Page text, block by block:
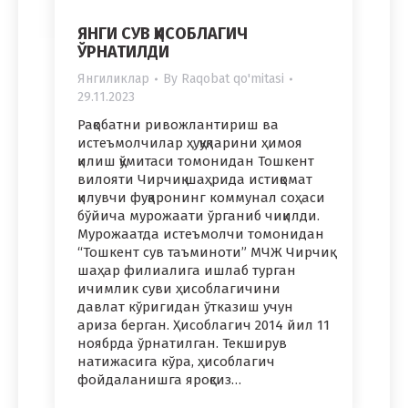
ЯНГИ СУВ ҲИСОБЛАГИЧ
ЎРНАТИЛДИ
Янгиликлар By Raqobat qo'mitasi
29.11.2023
Рақобатни ривожлантириш ва
истеъмолчилар ҳуқуқларини ҳимоя
қилиш қўмитаси томонидан Тошкент
вилояти Чирчиқ шаҳрида истиқомат
қилувчи фуқаронинг коммунал соҳаси
бўйича мурожаати ўрганиб чиқилди.
Мурожаатда истеъмолчи томонидан
“Тошкент сув таъминоти” МЧЖ Чирчиқ
шаҳар филиалига ишлаб турган
ичимлик суви ҳисоблагичини
давлат кўригидан ўтказиш учун
ариза берган. Ҳисоблагич 2014 йил 11
ноябрда ўрнатилган. Текширув
натижасига кўра, ҳисоблагич
фойдаланишга яроқсиз…